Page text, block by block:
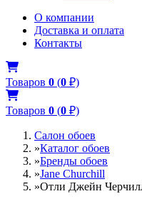
О компании
Доставка и оплата
Контакты
Товаров 0 (0 ₽)
Товаров 0 (0 ₽)
Салон обоев
»Каталог обоев
»Бренды обоев
»Jane Churchill
»Отли Джейн